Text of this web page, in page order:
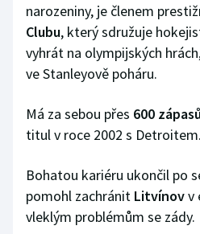
Sportovní střelba
Stolní tenis
Veslování
Vodní slalom
Volejbal
narozeniny, je členem
Clubu, který sdružuje
vyhrát na olympijských
ve Stanleyově poháru.
Má za sebou přes 600
titul v roce 2002 s Detroitem.
Bohatou kariéru ukončil po
pomohl zachránit Litvínovv
vleklým problémům se zády.